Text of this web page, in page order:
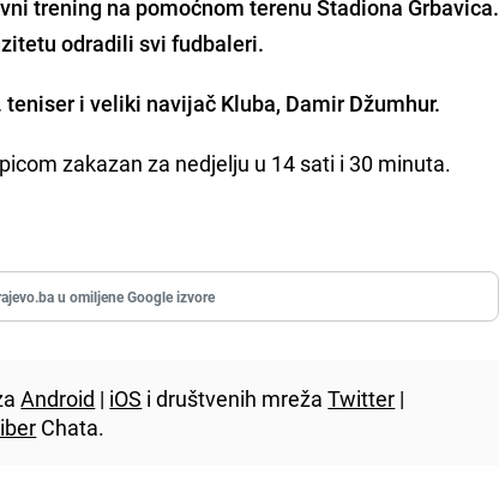
trening na pomoćnom terenu Stadiona Grbavica.
odradili svi fudbaleri.
teniser i veliki navijač Kluba, Damir Džumhur.
zakazan za nedjelju u 14 sati i 30 minuta.
u omiljene Google izvore
Android | iOS i društvenih mrežaTwitter |
Chata.